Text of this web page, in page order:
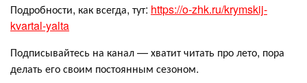
Подробности, как всегда, тут: https://o-zhk.ru/krymskij-
kvartal-yalta
Подписывайтесь на канал — хватит читать про лето, пора
делать его своим постоянным сезоном.